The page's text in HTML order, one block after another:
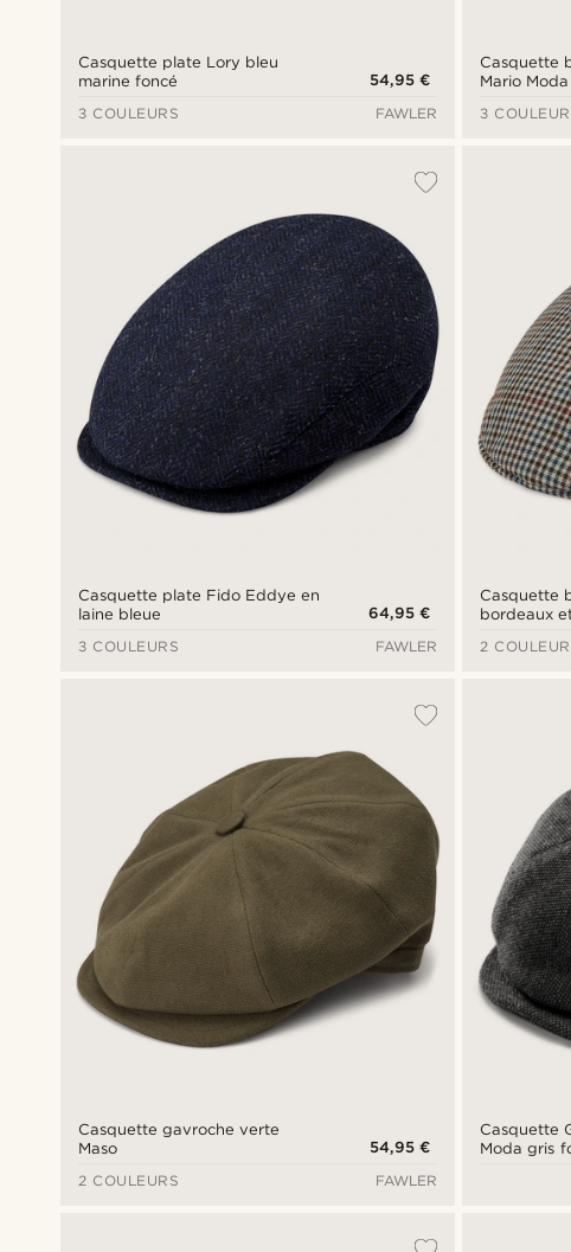
Casquette plate Lory bleu
marine foncé
54,95 €
3 COULEURS
FAWLER
Casquette
Mario Moda
3
Casquette plate Fido Eddye en
laine bleue
64,95 €
3 COULEURS
FAWLER
Casquette
bordeaux
2
Casquette gavroche verte
Maso
54,95 €
2 COULEURS
FAWLER
Casquette
Moda gris